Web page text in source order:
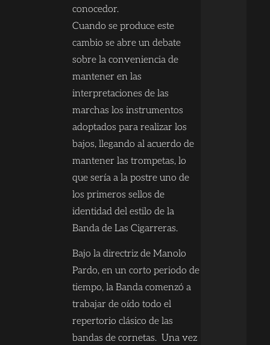
conocedor.
Cuando se produce este
cambio se abre un debate
sobre la conveniencia de
mantener en las
interpretaciones de las
marchas los instrumentos
adoptados para realizar los
bajos, llegando al acuerdo de
mantener las trompetas, lo
que sería a la postre uno de
los primeros sellos de
identidad del estilo de la
Banda de Las Cigarreras.
Bajo la directriz de Manolo
Pardo, en un corto periodo de
tiempo, la Banda comenzó a
trabajar de oído todo el
repertorio clásico de las
bandas de cornetas. Una vez